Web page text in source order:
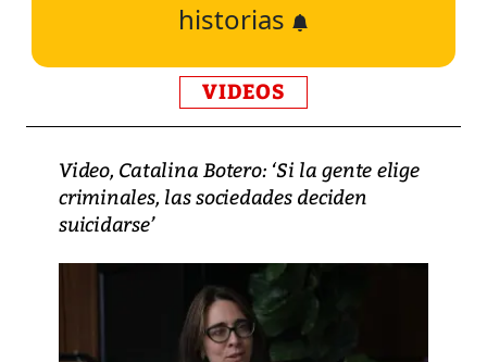
historias
VIDEOS
Video, Catalina Botero: ‘Si la gente elige
criminales, las sociedades deciden
suicidarse’